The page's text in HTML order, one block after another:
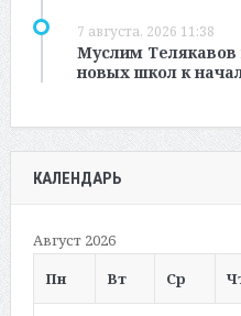
7 августа, 2026 11:38
Муслим Телякавов
новых школ к
КАЛЕНДАРЬ
Август 2026
Пн
Вт Ср